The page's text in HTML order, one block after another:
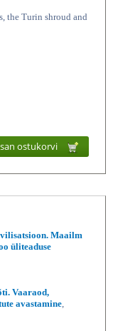
the Turin shroud and
ostukorvi
Maailm
üliteaduse
Vaaraod,
avastamine